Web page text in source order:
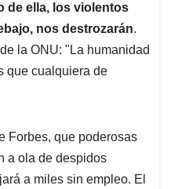
de ella, los violentos
nos destrozarán.
la ONU: "La humanidad
que cualquiera de
Forbes, que poderosas
a ola de despidos
a miles sin empleo. El